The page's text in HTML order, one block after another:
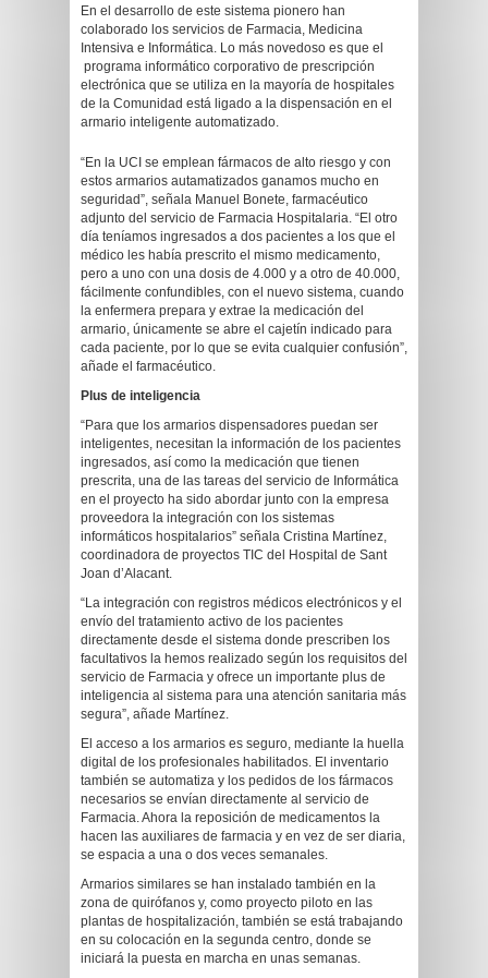
En el desarrollo de este sistema pionero han
colaborado los servicios de Farmacia, Medicina
Intensiva e Informática. Lo más novedoso es que el
programa informático corporativo de prescripción
electrónica que se utiliza en la mayoría de hospitales
de la Comunidad está ligado a la dispensación en el
armario inteligente automatizado.
“En la UCI se emplean fármacos de alto riesgo y con
estos armarios autamatizados ganamos mucho en
seguridad”, señala Manuel Bonete, farmacéutico
adjunto del servicio de Farmacia Hospitalaria. “El otro
día teníamos ingresados a dos pacientes a los que el
médico les había prescrito el mismo medicamento,
pero a uno con una dosis de 4.000 y a otro de 40.000,
fácilmente confundibles, con el nuevo sistema, cuando
la enfermera prepara y extrae la medicación del
armario, únicamente se abre el cajetín indicado para
cada paciente, por lo que se evita cualquier confusión”,
añade el farmacéutico.
Plus de inteligencia
“Para que los armarios dispensadores puedan ser
inteligentes, necesitan la información de los pacientes
ingresados, así como la medicación que tienen
prescrita, una de las tareas del servicio de Informática
en el proyecto ha sido abordar junto con la empresa
proveedora la integración con los sistemas
informáticos hospitalarios” señala Cristina Martínez,
coordinadora de proyectos TIC del Hospital de Sant
Joan d’Alacant.
“La integración con registros médicos electrónicos y el
envío del tratamiento activo de los pacientes
directamente desde el sistema donde prescriben los
facultativos la hemos realizado según los requisitos del
servicio de Farmacia y ofrece un importante plus de
inteligencia al sistema para una atención sanitaria más
segura”, añade Martínez.
El acceso a los armarios es seguro, mediante la huella
digital de los profesionales habilitados. El inventario
también se automatiza y los pedidos de los fármacos
necesarios se envían directamente al servicio de
Farmacia. Ahora la reposición de medicamentos la
hacen las auxiliares de farmacia y en vez de ser diaria,
se espacia a una o dos veces semanales.
Armarios similares se han instalado también en la
zona de quirófanos y, como proyecto piloto en las
plantas de hospitalización, también se está trabajando
en su colocación en la segunda centro, donde se
iniciará la puesta en marcha en unas semanas.